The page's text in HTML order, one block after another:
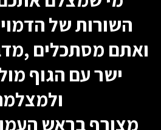
השורות של
ואתם מסתכלים
ישר עם הגוף
מצורף בראש